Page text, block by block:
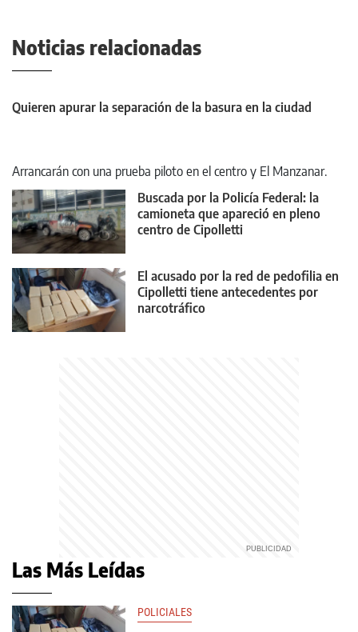
Noticias relacionadas
Quieren apurar la separación de la basura en la ciudad
Arrancarán con una prueba piloto en el centro y El Manzanar.
Buscada por la Policía Federal: la
camioneta que apareció en pleno
centro de Cipolletti
El acusado por la red de pedofilia en
Cipolletti tiene antecedentes por
narcotráfico
Las Más Leídas
POLICIALES